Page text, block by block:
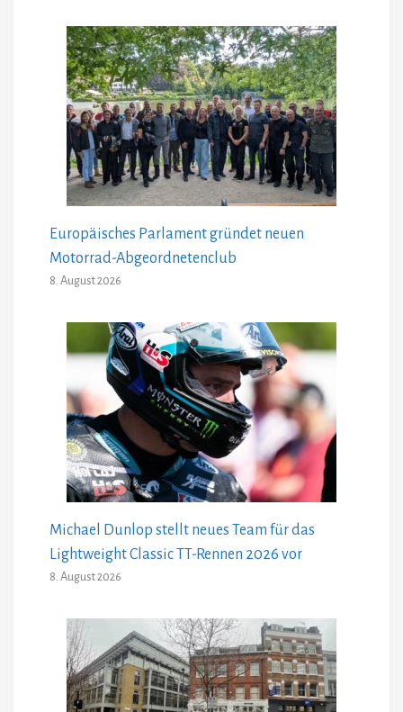
Europäisches Parlament gründet neuen
Motorrad-Abgeordnetenclub
8. August 2026
Michael Dunlop stellt neues Team für das
Lightweight Classic TT-Rennen 2026 vor
8. August 2026